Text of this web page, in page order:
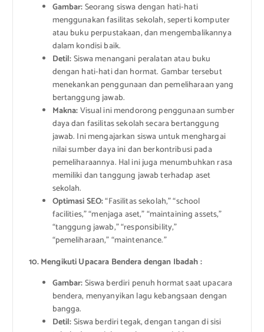
Gambar:Seorang siswa dengan hati-hati
menggunakan fasilitas sekolah, seperti komputer
atau buku perpustakaan, dan mengembalikannya
dalam kondisi baik.
Detil:Siswa menangani peralatan atau buku
dengan hati-hati dan hormat. Gambar tersebut
menekankan penggunaan dan pemeliharaan yang
bertanggung jawab.
Makna:Visual ini mendorong penggunaan sumber
daya dan fasilitas sekolah secara bertanggung
jawab. Ini mengajarkan siswa untuk menghargai
nilai sumber daya ini dan berkontribusi pada
pemeliharaannya. Hal ini juga menumbuhkan rasa
memiliki dan tanggung jawab terhadap aset
sekolah.
Optimasi SEO:“Fasilitas sekolah,” “school
facilities,” “menjaga aset,” “maintaining assets,”
“tanggung jawab,” “responsibility,”
“pemeliharaan,” “maintenance.”
10. Mengikuti Upacara Bendera dengan Ibadah :
Gambar:Siswa berdiri penuh hormat saat upacara
bendera, menyanyikan lagu kebangsaan dengan
bangga.
Detil:Siswa berdiri tegak, dengan tangan di sisi